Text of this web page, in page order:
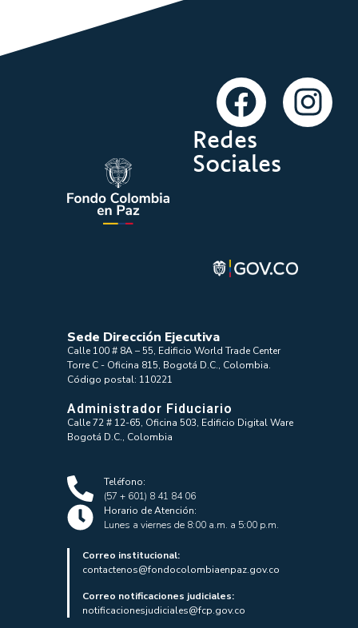
Redes
Sociales
Sede Dirección Ejecutiva
Calle 100 # 8A – 55, Edificio World Trade Center
Torre C - Oficina 815, Bogotá D.C., Colombia.
Código postal: 110221
Administrador Fiduciario
Calle 72 # 12-65, Oficina 503, Edificio Digital Ware
Bogotá D.C., Colombia
Teléfono:
(57 + 601) 8 41 84 06
Horario de Atención:
Lunes a viernes de 8:00 a.m. a 5:00 p.m.
Correo institucional:
contactenos@fondocolombiaenpaz.gov.co
Correo notificaciones judiciales:
notificacionesjudiciales@fcp.gov.co